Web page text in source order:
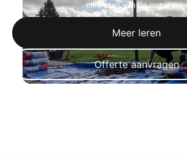
elke stap van de installatie.
Meer leren
Offerte aanvragen